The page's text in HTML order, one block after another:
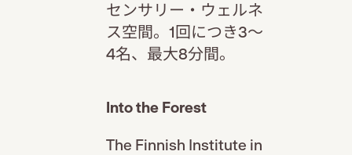
センサリー・ウェルネ
ス空間。1回につき3～
4名、最大8分間。
Into the Forest
The Finnish Institute in